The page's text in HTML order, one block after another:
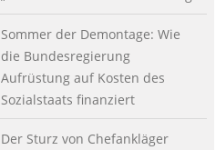
Sommer der Demontage: Wie
die Bundesregierung
Aufrüstung auf Kosten des
Sozialstaats finanziert
Der Sturz von Chefankläger